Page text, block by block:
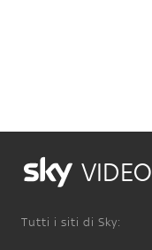
VIDEO
Tutti i siti di Sky: